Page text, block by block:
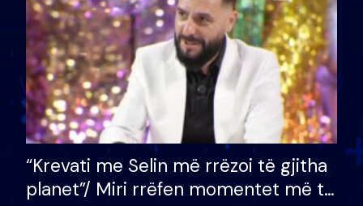
“Krevati me Selin më rrëzoi të gjitha
planet”/ Miri rrëfen momentet më të